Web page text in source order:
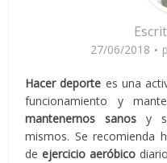
27/06/2018
Hacer deporte es una
funcionamiento y
mantenernos sanosy
mismos. Se recomienda
deejercicio aeróbico